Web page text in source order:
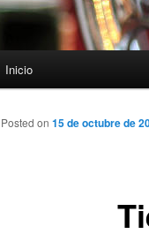
Inicio
Posted on 15 de octubre de